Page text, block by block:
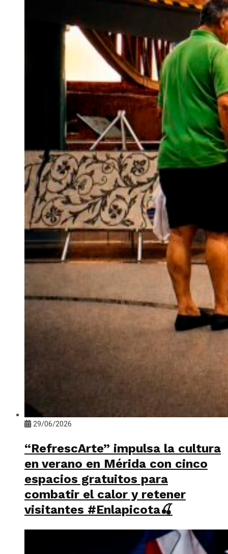
29/06/2026
“RefrescArte” impulsa la cultura
en verano en Mérida con cinco
espacios gratuitos para
combatir el calor y retener
visitantes #Enlapicota🍒